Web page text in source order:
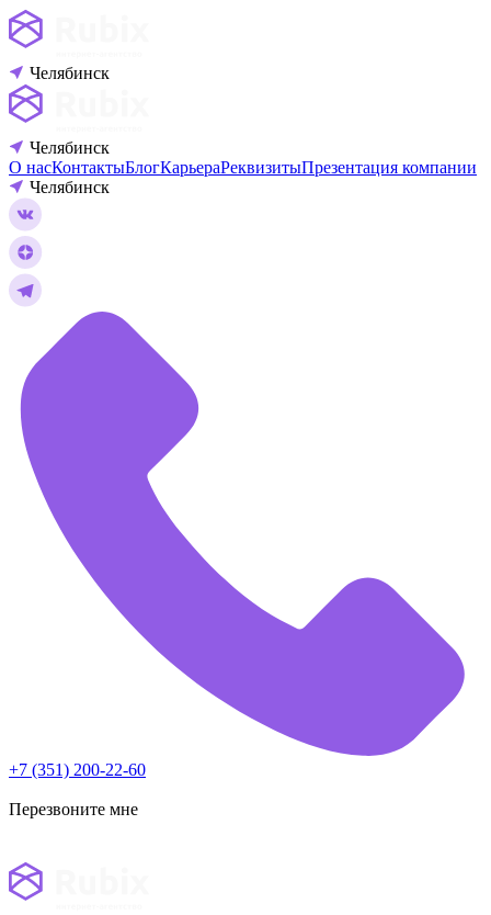
Челябинск
Челябинск
О насКонтактыБлогКарьераРеквизитыПрезентация компании
Челябинск
+7 (351) 200-22-60
Перезвоните мне